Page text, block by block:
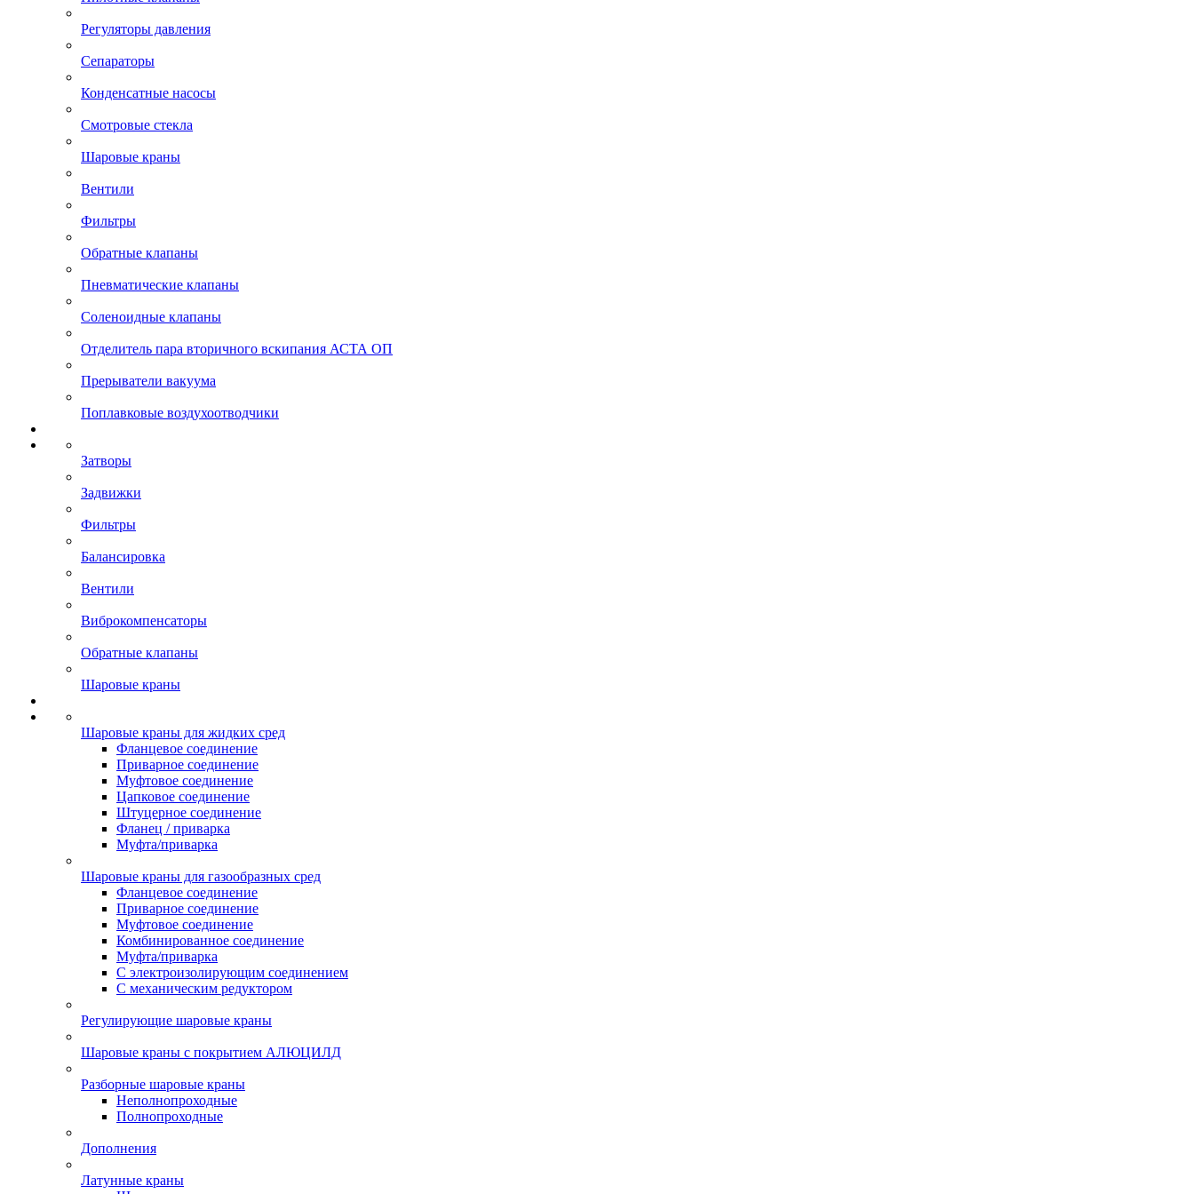
Регуляторы давления
Сепараторы
Конденсатные насосы
Смотровые стекла
Шаровые краны
Вентили
Фильтры
Обратные клапаны
Пневматические клапаны
Соленоидные клапаны
Отделитель пара вторичного вскипания АСТА ОП
Прерыватели вакуума
Поплавковые воздухоотводчики
Затворы
Задвижки
Фильтры
Балансировка
Вентили
Виброкомпенсаторы
Обратные клапаны
Шаровые краны
Шаровые краны для жидких сред
Фланцевое соединение
Приварное соединение
Муфтовое соединение
Цапковое соединение
Штуцерное соединение
Фланец / приварка
Муфта/приварка
Шаровые краны для газообразных сред
Фланцевое соединение
Приварное соединение
Муфтовое соединение
Комбинированное соединение
Муфта/приварка
С электроизолирующим соединением
С механическим редуктором
Регулирующие шаровые краны
Шаровые краны с покрытием АЛЮЦИЛД
Разборные шаровые краны
Неполнопроходные
Полнопроходные
Дополнения
Латунные краны